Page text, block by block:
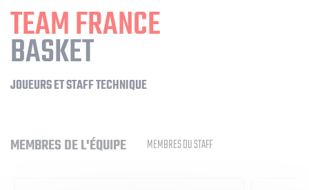
TEAM FRANCE
BASKET
JOUEURS ET STAFF TECHNIQUE
MEMBRES DE L'ÉQUIPE MEMBRES DU STAFF